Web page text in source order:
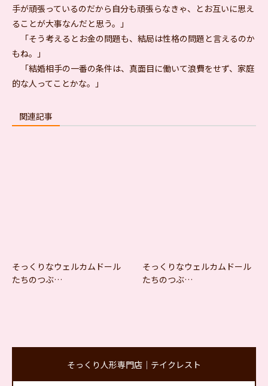
手が頑張っているのだから自分も頑張らなきゃ、とお互いに思え
ることが大事なんだと思う。」
「そう考えるとお金の問題も、結局は性格の問題と言えるのか
もね。」
「結婚相手の一番の条件は、真面目に働いて浪費をせず、家庭
的な人ってことかな。」
関連記事
そっくりなウェルカムドール
たちのつぶ…
そっくりなウェルカムドール
たちのつぶ…
そっくり人形専門店｜テイクレスト